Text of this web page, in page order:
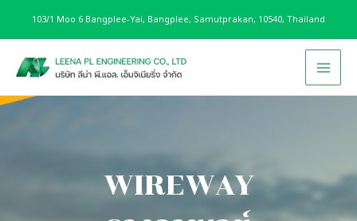
to
content
103/1 Moo 6 Bangplee-Yai, Bangplee, Samutprakan, 10540, Thailand
Main
WIREWAY